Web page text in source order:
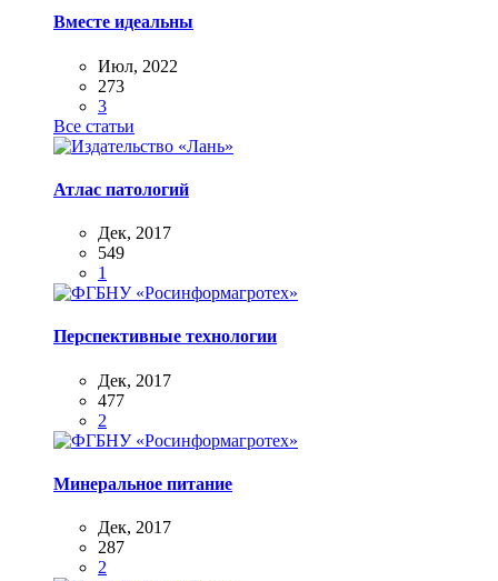
Вместе идеальны
Июл, 2022
273
3
Все статьи
Атлас патологий
Дек, 2017
549
1
Перспективные технологии
Дек, 2017
477
2
Минеральное питание
Дек, 2017
287
2